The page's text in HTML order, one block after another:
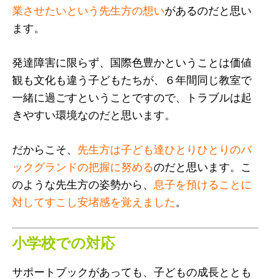
業させたいという先生方の想いがあるのだと思い
ます。
発達障害に限らず、国際色豊かということは価値
観も文化も違う子どもたちが、６年間同じ教室で
一緒に過ごすということですので、トラブルは起
きやすい環境なのだと思います。
だからこそ、 先生方は子ども達ひとりひとりのバ
ックグランドの把握に努めるのだと思います。こ
のような先生方の姿勢から、 息子を預けることに
対してすこし安堵感を覚えました。
小学校での対応
サポートブックがあっても、子どもの成長ととも